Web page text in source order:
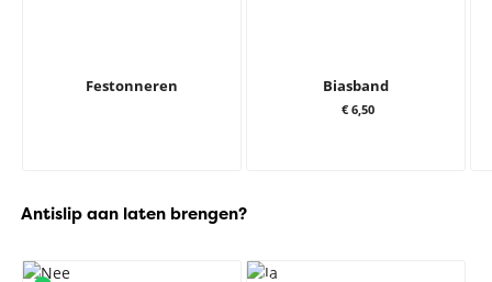
Festonneren Biasband
€ 6,50
Antislip aan laten brengen?